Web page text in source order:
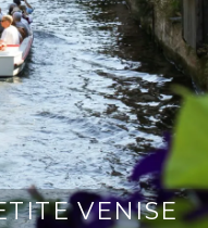
VENISE